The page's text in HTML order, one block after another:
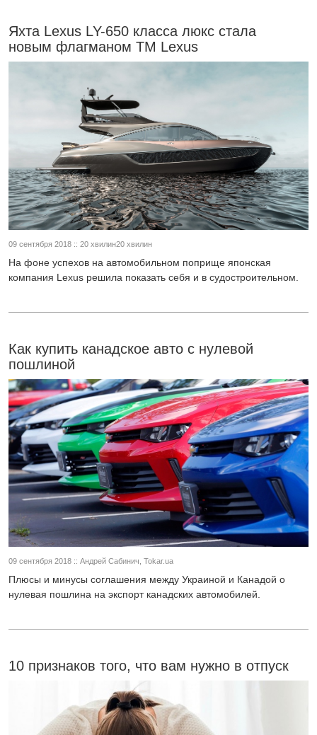
Яхта Lexus LY-650 класса люкс стала
новым флагманом TM Lexus‍
09 сентября 2018 :: 20 хвилин20 хвилин
На фоне успехов на автомобильном поприще японская
компания Lexus решила показать себя и в судостроительном.
Как купить канадское авто с нулевой
пошлиной
09 сентября 2018 :: Андрей Сабинич, Tokar.ua
Плюсы и минусы соглашения между Украиной и Канадой о
нулевая пошлина на экспорт канадских автомобилей.
10 признаков того, что вам нужно в отпуск